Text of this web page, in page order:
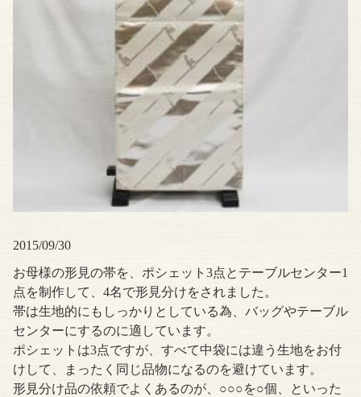
2015/09/30
お母様の形見の帯を、ポシェット3点とテーブルセンター1
点を制作して、4名で形見分けをされました。
帯は生地的にもしっかりとしている為、バッグやテーブル
センターにするのに適しています。
ポシェットは3点ですが、すべて中袋には違う生地をお付
けして、まったく同じ品物になるのを避けています。
形見分け品の依頼でよくあるのが、○○○を○個、といった